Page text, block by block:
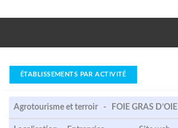
ÉTABLISSEMENTS PAR ACTIVITÉ
Agrotourisme et terroir - FOIE GRAS D’OIE